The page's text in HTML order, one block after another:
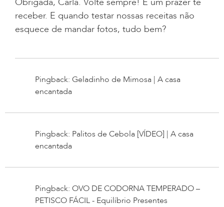
receber. E quando testar nossas receitas não
esquece de mandar fotos, tudo bem?
Pingback: Geladinho de Mimosa | A casa
encantada
Pingback: Palitos de Cebola [VÍDEO] | A casa
encantada
Pingback: OVO DE CODORNA TEMPERADO –
PETISCO FÁCIL - Equilíbrio Presentes